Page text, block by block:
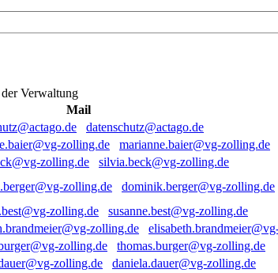
Verwaltung
Mail
datenschutz@actago.de
marianne.baier@vg-zolling.de
silvia.beck@vg-zolling.de
dominik.berger@vg-zolling.de
susanne.best@vg-zolling.de
thomas.burger@vg-zolling.de
daniela.dauer@vg-zolling.de